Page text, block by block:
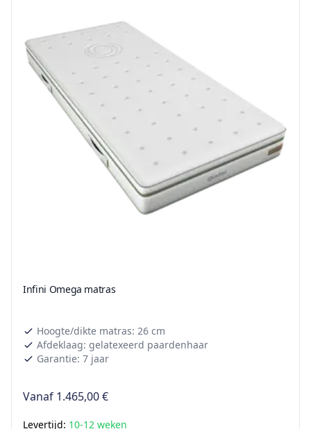
Infini Omega matras
Hoogte/dikte matras: 26 cm
Afdeklaag: gelatexeerd paardenhaar
Garantie: 7 jaar
Vanaf 1.465,00 €
Levertijd: 10-12 weken